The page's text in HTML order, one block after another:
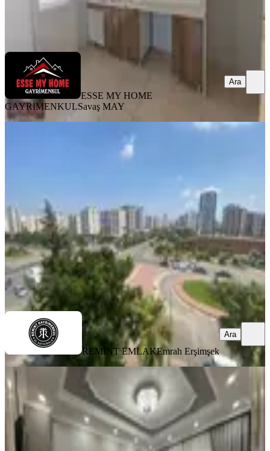
ESSE MY HOME GAYRİMENKULSavaş MAY
ESSE MY HOME
GAYRİMENKULSavaş MAY
Ara
Türmen Başı Blv Üzeri 3+1 Geniş
Lüks 2000 Evler Mh Satılık Daire
06.08.2026
6.500.000 ₺
REMİNT EMLAK Emrah Erşimşek
Ara
REMİNT EMLAKEmrah Erşimşek
Ara
YENİ
Yeşiloba Toki'de 2+1+d.gazlı
Masrafsız Satılık Daire.......................
Seyhan, Yeşiloba Mahallesi
100 m²·4. Kat 06.08.2026